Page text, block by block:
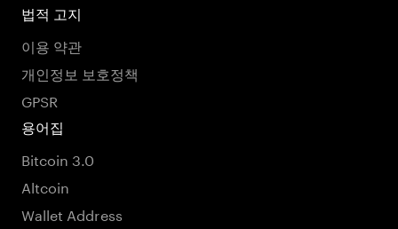
법적 고지
이용 약관
개인정보 보호정책
GPSR
용어집
Bitcoin 3.0
Altcoin
Wallet Address